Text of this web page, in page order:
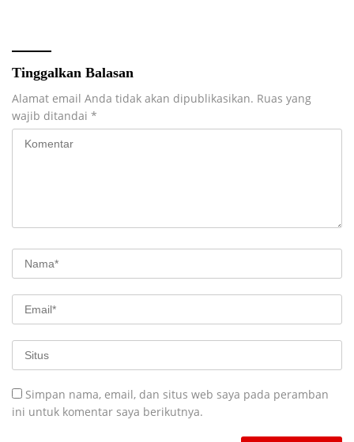
Tinggalkan Balasan
Alamat email Anda tidak akan dipublikasikan. Ruas yang
wajib ditandai *
Simpan nama, email, dan situs web saya pada peramban
ini untuk komentar saya berikutnya.